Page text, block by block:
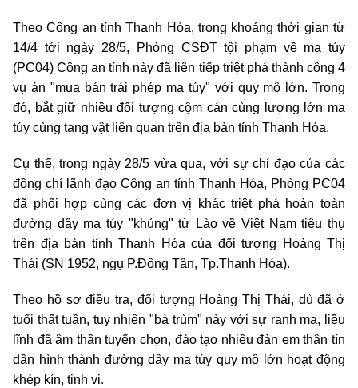
Theo Công an tỉnh Thanh Hóa, trong khoảng thời gian từ
14/4 tới ngày 28/5, Phòng CSĐT tội phạm về ma túy
(PC04) Công an tỉnh này đã liên tiếp triệt phá thành công 4
vụ án "mua bán trái phép ma túy" với quy mô lớn. Trong
đó, bắt giữ nhiều đối tượng cộm cán cùng lượng lớn ma
túy cùng tang vật liên quan trên địa bàn tỉnh Thanh Hóa.
Cụ thể, trong ngày 28/5 vừa qua, với sự chỉ đạo của các
đồng chí lãnh đạo Công an tỉnh Thanh Hóa, Phòng PC04
đã phối hợp cùng các đơn vị khác triệt phá hoàn toàn
đường dây ma túy "khủng" từ Lào về Việt Nam tiêu thụ
trên địa bàn tỉnh Thanh Hóa của đối tượng Hoàng Thị
Thái (SN 1952, ngụ P.Đông Tân, Tp.Thanh Hóa).
Theo hồ sơ điều tra, đối tượng Hoàng Thị Thái, dù đã ở
tuổi thất tuần, tuy nhiên "bà trùm" này với sự ranh ma, liều
lĩnh đã âm thần tuyển chọn, đào tạo nhiều đàn em thân tín
dần hình thành đường dây ma túy quy mô lớn hoạt động
khép kín, tinh vi.